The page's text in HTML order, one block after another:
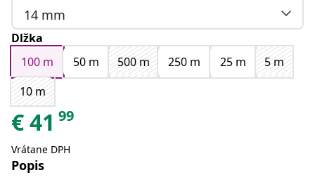
14 mm
Dlžka
100 m
50 m 500 m 250 m 25 m
5 m
10 m
€41 99
Vrátane DPH
Popis